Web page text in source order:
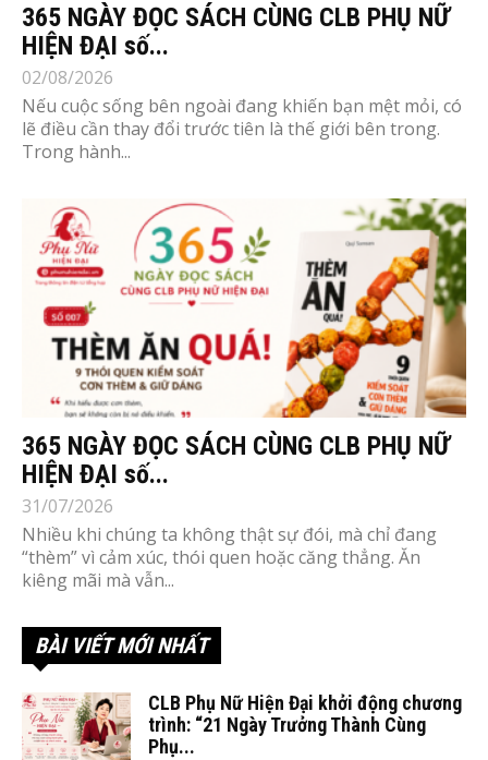
365 NGÀY ĐỌC SÁCH CÙNG CLB PHỤ NỮ
HIỆN ĐẠI số...
02/08/2026
Nếu cuộc sống bên ngoài đang khiến bạn mệt mỏi, có
lẽ điều cần thay đổi trước tiên là thế giới bên trong.
Trong hành...
365 NGÀY ĐỌC SÁCH CÙNG CLB PHỤ NỮ
HIỆN ĐẠI số...
31/07/2026
Nhiều khi chúng ta không thật sự đói, mà chỉ đang
“thèm” vì cảm xúc, thói quen hoặc căng thẳng. Ăn
kiêng mãi mà vẫn...
BÀI VIẾT MỚI NHẤT
CLB Phụ Nữ Hiện Đại khởi động chương
trình: “21 Ngày Trưởng Thành Cùng
Phụ...